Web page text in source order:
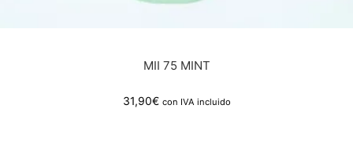
MII 75 MINT
31,90€ con IVA incluido